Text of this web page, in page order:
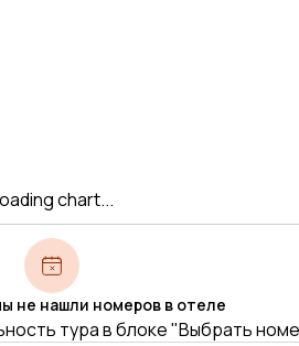
chart...
не нашли номеров в отеле
тура в блоке "Выбрать